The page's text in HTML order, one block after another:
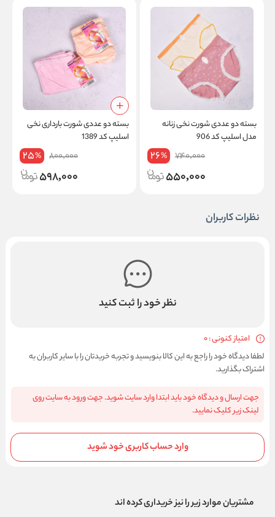
بسته دو عددی شورت نخی زنانه
مدل اسلیپ کد 906
740,000
26%
550,000
بسته دو عددی شورت بارداری نخی
اسلیپ کد 1389
800,000
25%
598,000
نظرات کاربران
نظر خود را ثبت کنید
امتیاز کنونی : 0
لطفا دیدگاه خود را راجع به این کالا بنویسید و تجربه خریدتان را با سایر کاربران به
اشتراک بگذارید.
جهت ارسال و دیدگاه خود باید ابتدا وارد سایت شوید. جهت ورود به سایت روی
لینک زیر کلیک نمایید.
وارد حساب کاربری خود شوید
مشتریان موارد زیر را نیز خریداری کرده اند